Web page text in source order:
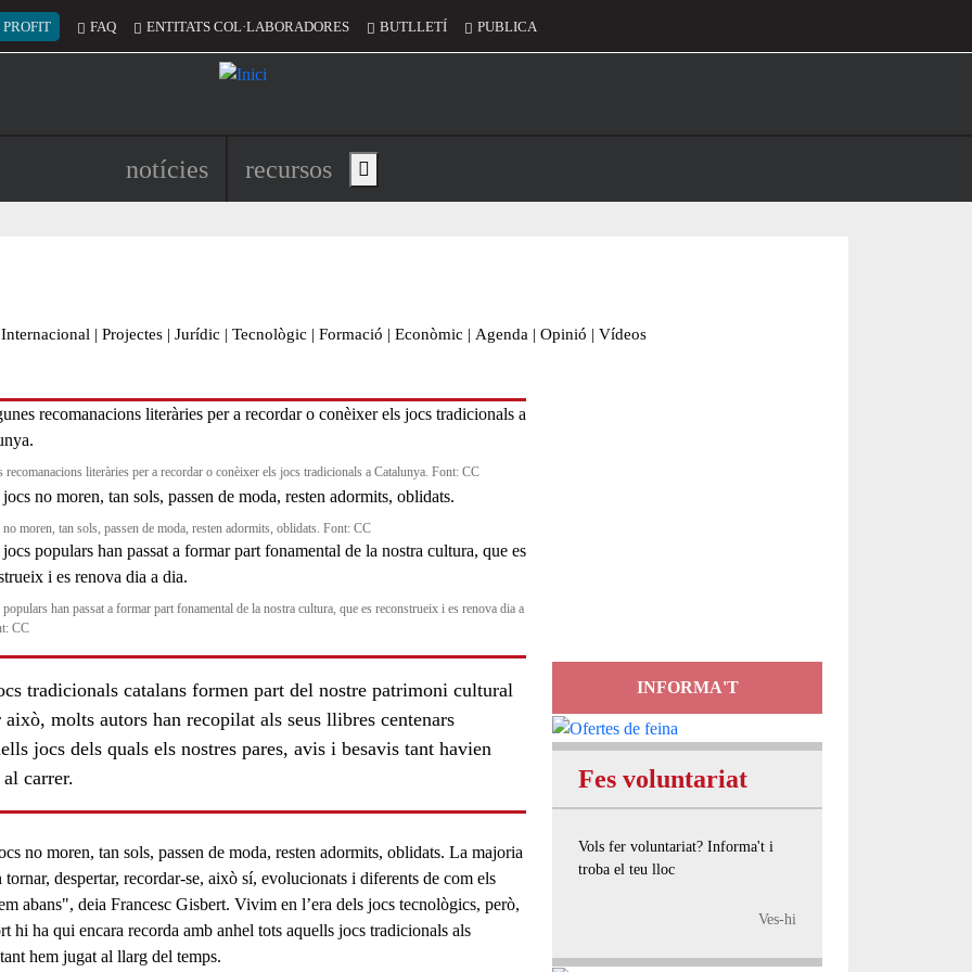
del compte d'usuari
PROFIT FAQ ENTITATS COL·LABORADORES BUTLLETÍ PUBLICA
Navegació principal de l'encapçalament
notícies recursos Show main menu
Internacional | Projectes | Jurídic | Tecnològic | Formació | Econòmic | Agenda | Opinió | Vídeos
recomanacions literàries per a recordar o conèixer els jocs tradicionals a Catalunya. Font: CC
moren, tan sols, passen de moda, resten adormits, oblidats. Font: CC
han passat a formar part fonamental de la nostra cultura, que es reconstrueix i es renova dia a
CC
tradicionals catalans formen part del nostre patrimoni cultural
molts autors han recopilat als seus llibres centenars
jocs dels quals els nostres pares, avis i besavis tant havien
carrer.
no moren, tan sols, passen de moda, resten adormits, oblidats. La majoria
tornar, despertar, recordar-se, això sí, evolucionats i diferents de com els
abans", deia Francesc Gisbert. Vivim en l’era dels jocs tecnològics, però,
hi ha qui encara recorda amb anhel tots aquells jocs tradicionals als
hem jugat al llarg del temps.
INFORMA'T
Fes voluntariat
Vols fer voluntariat? Informa't i
troba el teu lloc
Ves-hi